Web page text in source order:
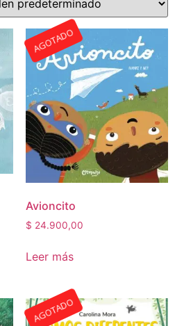
AGOTADO
Avioncito
$ 24.900,00
Leer más
AGOTADO